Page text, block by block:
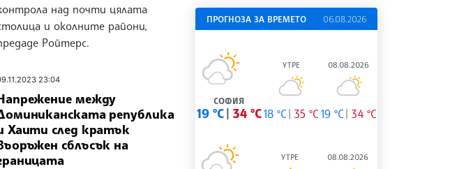
над почти цялата
и околните райони,
Ройтерс.
23:04
между
република
Хаити след кратък
сблъсък на
ПРОГНОЗА ЗА ВРЕМЕТО 06.08.2026
СОФИЯ
19 °C 34 °C
УТРЕ
18 °C 35 °C
08.08.2026
19 °C 34 °C
УТРЕ 08.08.2026